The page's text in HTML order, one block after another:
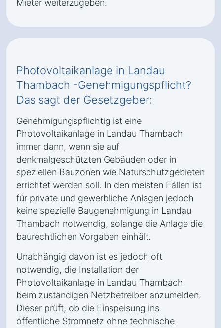
Mieter weiterzugeben.
Photovoltaikanlage in Landau
Thambach -Genehmigungspflicht?
Das sagt der Gesetzgeber:
Genehmigungspflichtig ist eine
Photovoltaikanlage in Landau Thambach
immer dann, wenn sie auf
denkmalgeschützten Gebäuden oder in
speziellen Bauzonen wie Naturschutzgebieten
errichtet werden soll. In den meisten Fällen ist
für private und gewerbliche Anlagen jedoch
keine spezielle Baugenehmigung in Landau
Thambach notwendig, solange die Anlage die
baurechtlichen Vorgaben einhält.
Unabhängig davon ist es jedoch oft
notwendig, die Installation der
Photovoltaikanlage in Landau Thambach
beim zuständigen Netzbetreiber anzumelden.
Dieser prüft, ob die Einspeisung ins
öffentliche Stromnetz ohne technische